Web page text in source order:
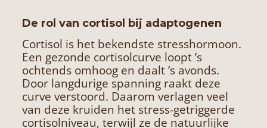
De rol van cortisol bij adaptogenen
Cortisol is het bekendste stresshormoon.
Een gezonde cortisolcurve loopt ’s
ochtends omhoog en daalt ’s avonds.
Door langdurige spanning raakt deze
curve verstoord. Daarom verlagen veel
van deze kruiden het stress-getriggerde
cortisolniveau, terwijl ze de natuurlijke